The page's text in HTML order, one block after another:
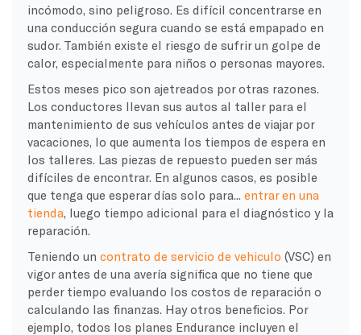
incómodo, sino peligroso. Es difícil concentrarse en
una conducción segura cuando se está empapado en
sudor. También existe el riesgo de sufrir un golpe de
calor, especialmente para niños o personas mayores.
Estos meses pico son ajetreados por otras razones.
Los conductores llevan sus autos al taller para el
mantenimiento de sus vehículos antes de viajar por
vacaciones, lo que aumenta los tiempos de espera en
los talleres. Las piezas de repuesto pueden ser más
difíciles de encontrar. En algunos casos, es posible
que tenga que esperar días solo para... entrar en una
tienda, luego tiempo adicional para el diagnóstico y la
reparación.
Teniendo un contrato de servicio de vehiculo (VSC) en
vigor antes de una avería significa que no tiene que
perder tiempo evaluando los costos de reparación o
calculando las finanzas. Hay otros beneficios. Por
ejemplo, todos los planes Endurance incluyen el